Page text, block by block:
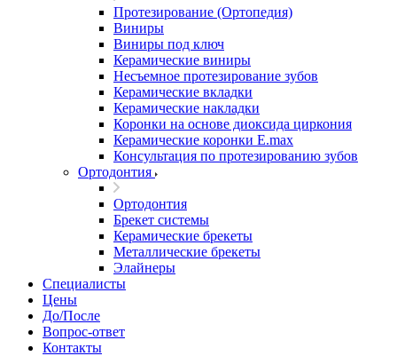
Протезирование (Ортопедия)
Виниры
Виниры под ключ
Керамические виниры
Несъемное протезирование зубов
Керамические вкладки
Керамические накладки
Коронки на основе диоксида циркония
Керамические коронки E.max
Консультация по протезированию зубов
Ортодонтия
Ортодонтия
Брекет системы
Керамические брекеты
Металлические брекеты
Элайнеры
Специалисты
Цены
До/После
Вопрос-ответ
Контакты